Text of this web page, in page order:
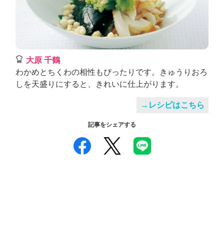
大原 千鶴
わかめとちくわの相性もぴったりです。きゅうりおろ
しを天盛りにすると、きれいに仕上がります。
→レシピはこちら
記事をシェアする